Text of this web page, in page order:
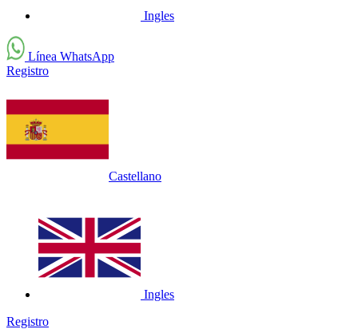
Ingles
Línea WhatsApp
Registro
Castellano
Ingles
Registro